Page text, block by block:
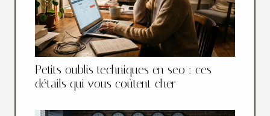
Petits oublis techniques en seo : ces
détails qui vous coûtent cher